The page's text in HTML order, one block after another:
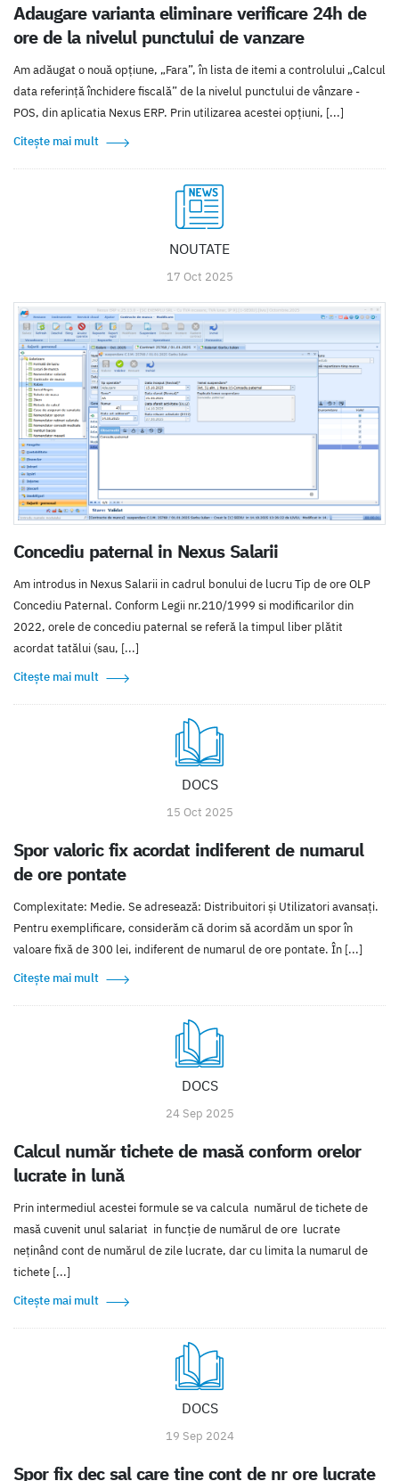
Adaugare varianta eliminare verificare 24h de
ore de la nivelul punctului de vanzare
Am adăugat o nouă opțiune, „Fara”, în lista de itemi a controlului „Calcul
data referință închidere fiscală” de la nivelul punctului de vânzare -
POS, din aplicatia Nexus ERP. Prin utilizarea acestei opțiuni, [...]
Citește mai mult
NOUTATE
17 Oct 2025
Concediu paternal in Nexus Salarii
Am introdus in Nexus Salarii in cadrul bonului de lucru Tip de ore OLP
Concediu Paternal. Conform Legii nr.210/1999 si modificarilor din
2022, orele de concediu paternal se referă la timpul liber plătit
acordat tatălui (sau, [...]
Citește mai mult
DOCS
15 Oct 2025
Spor valoric fix acordat indiferent de numarul
de ore pontate
Complexitate: Medie. Se adresează: Distribuitori și Utilizatori avansați.
Pentru exemplificare, considerăm că dorim să acordăm un spor în
valoare fixă de 300 lei, indiferent de numarul de ore pontate. În [...]
Citește mai mult
DOCS
24 Sep 2025
Calcul număr tichete de masă conform orelor
lucrate in lună
Prin intermediul acestei formule se va calcula numărul de tichete de
masă cuvenit unul salariat in funcție de numărul de ore lucrate
neținând cont de numărul de zile lucrate, dar cu limita la numarul de
tichete [...]
Citește mai mult
DOCS
19 Sep 2024
Spor fix dec sal care tine cont de nr ore lucrate